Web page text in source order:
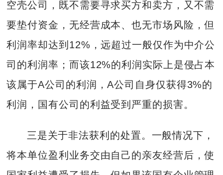
空壳公司，既不需要寻求买方和卖方，又不需
要垫付资金，无经营成本、也无市场风险，但
利润率却达到12%，远超过一般仅作为中介公
司的利润率；而该12%的利润实际上是侵占本
该属于A公司的利润，A公司自身仅获得3%的
利润，国有公司的利益受到严重的损害。
三是关于非法获利的处置。一般情况下，
将本单位盈利业务交由自己的亲友经营后，使